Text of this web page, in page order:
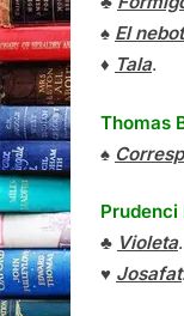
♠ El
♦ Tala.
Thomas
♠
Prudenci
♣ Violeta.
♥ Josafat.